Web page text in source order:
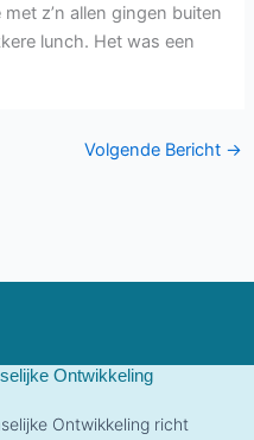
z’n allen gingen buiten
lunch. Het was een
Volgende Bericht →
Ontwikkeling
Ontwikkeling richt